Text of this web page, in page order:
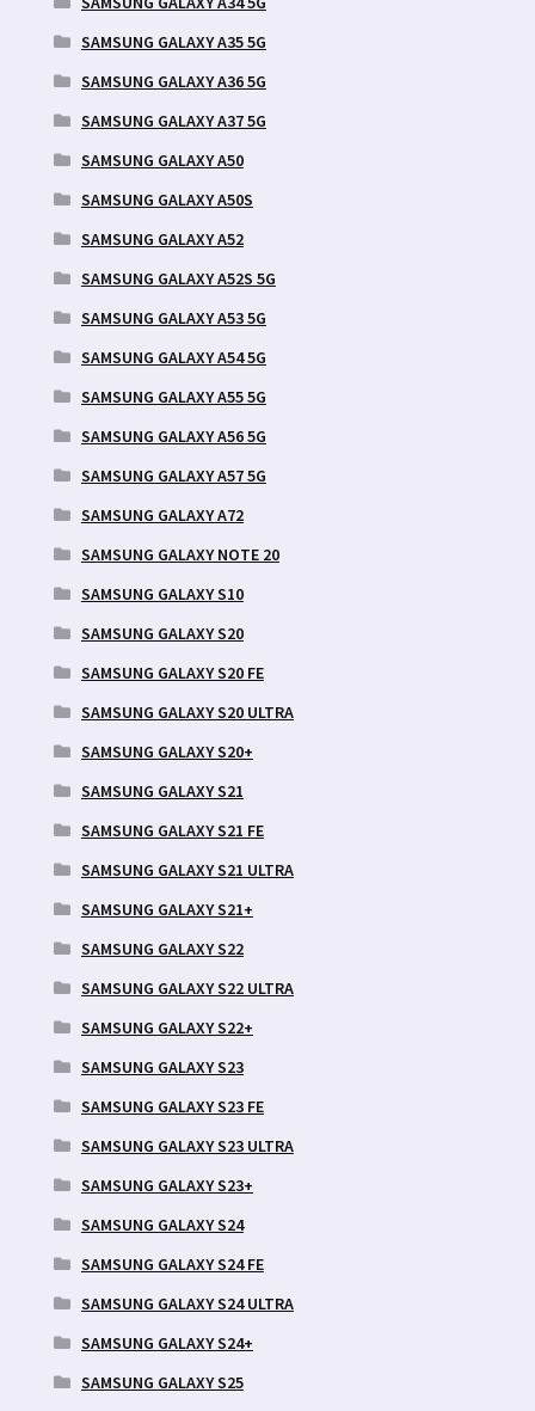
SAMSUNG GALAXY A35 5G
SAMSUNG GALAXY A36 5G
SAMSUNG GALAXY A37 5G
SAMSUNG GALAXY A50
SAMSUNG GALAXY A50S
SAMSUNG GALAXY A52
SAMSUNG GALAXY A52S 5G
SAMSUNG GALAXY A53 5G
SAMSUNG GALAXY A54 5G
SAMSUNG GALAXY A55 5G
SAMSUNG GALAXY A56 5G
SAMSUNG GALAXY A57 5G
SAMSUNG GALAXY A72
SAMSUNG GALAXY NOTE 20
SAMSUNG GALAXY S10
SAMSUNG GALAXY S20
SAMSUNG GALAXY S20 FE
SAMSUNG GALAXY S20 ULTRA
SAMSUNG GALAXY S20+
SAMSUNG GALAXY S21
SAMSUNG GALAXY S21 FE
SAMSUNG GALAXY S21 ULTRA
SAMSUNG GALAXY S21+
SAMSUNG GALAXY S22
SAMSUNG GALAXY S22 ULTRA
SAMSUNG GALAXY S22+
SAMSUNG GALAXY S23
SAMSUNG GALAXY S23 FE
SAMSUNG GALAXY S23 ULTRA
SAMSUNG GALAXY S23+
SAMSUNG GALAXY S24
SAMSUNG GALAXY S24 FE
SAMSUNG GALAXY S24 ULTRA
SAMSUNG GALAXY S24+
SAMSUNG GALAXY S25